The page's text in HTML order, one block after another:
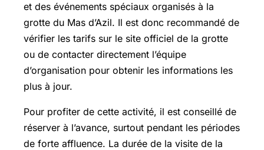
et des événements spéciaux organisés à la
grotte du Mas d’Azil. Il est donc recommandé de
vérifier les tarifs sur le site officiel de la grotte
ou de contacter directement l’équipe
d’organisation pour obtenir les informations les
plus à jour.
Pour profiter de cette activité, il est conseillé de
réserver à l’avance, surtout pendant les périodes
de forte affluence. La durée de la visite de la